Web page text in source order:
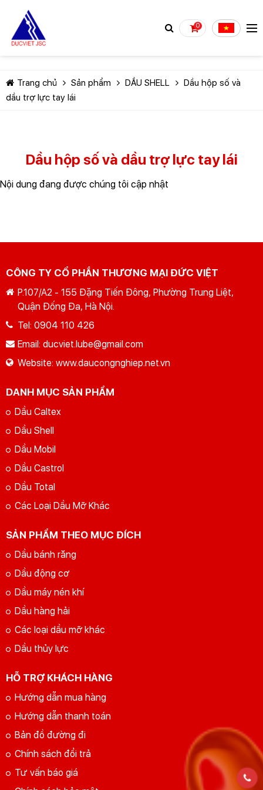
0
TIẾP TỤC MUA HÀNG
Trang chủ Sản phẩm DẦU SHELL
Dầu hộp số và
dầu trợ lực tay lái
Dầu hộp số và dầu trợ lực tay lái
Nội dung đang được chúng tôi cập nhật
CÔNG TY CỔ PHẦN THƯƠNG MẠI ĐỨC VIỆT
P.107/A2 - 155 Đặng Tiến Đông, Phường Trung Liệt,
Quận Đống Đa, Hà Nội.
Tel: 0904 110 426
Email: ducviet.lube@gmail.com
Website: www.daucongnghiep.net.vn
DANH MỤC SẢN PHẨM
Dầu Caltex
Dầu Shell
Dầu Mobil
Dầu Castrol
Dầu Total
Các Loại Dầu Mỡ Khác
SẢN PHẨM THEO MỤC ĐÍCH
Dầu bánh răng
Dầu động cơ
Dầu máy nén khí
Dầu hàng hải
Các loại dầu mỡ khác
Dầu thủy lực
HỖ TRỢ KHÁCH HÀNG
Hướng dẫn mua hàng
Hướng dẫn thanh toán
Bản đồ đường đi
Chính sách đổi trả
Tư vấn báo giá